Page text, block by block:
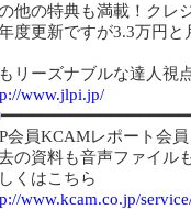
他の特典も満載！クレ
度更新ですが3.3万円と
リーズナブルな達人
www.jlpi.jp/
会員KCAMレポート会
の資料も音声ファイル
くはこちら
www.kcam.co.jp/